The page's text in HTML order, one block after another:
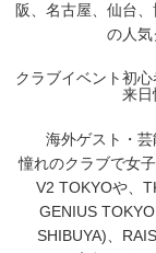
阪、名古屋、仙台
の人気
クラブイベント初
来日
海外ゲスト・芸
憧れのクラブで女
V2 TOKYOや、
GENIUS
SHIBUYA)、